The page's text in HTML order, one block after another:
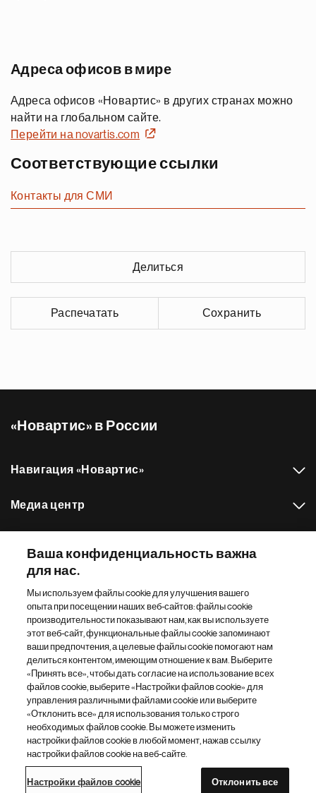
Адреса офисов в мире
Адреса офисов «Новартис» в других странах можно
найти на глобальном сайте.
Перейти на novartis.com
Соответствующие ссылки
Контакты для СМИ
Делиться
Распечатать Сохранить
«Новартис» в России
Навигация «Новартис»
Медиа центр
Другие сайты «Новартис»
Footer Site Search
Footer
Bottom
© 2026 Novartis AG
Политика конфиденциальности
Правила использования
Настройки файлов cookie
Карта сайта
Доступность Интернета
Ваша конфиденциальность важна
для нас.
Мы используем файлы cookie для улучшения вашего
опыта при посещении наших веб-сайтов: файлы cookie
производительности показывают нам, как вы используете
этот веб-сайт, функциональные файлы cookie запоминают
ваши предпочтения, а целевые файлы cookie помогают нам
делиться контентом, имеющим отношение к вам. Выберите
«Принять все», чтобы дать согласие на использование всех
файлов cookie, выберите «Настройки файлов cookie» для
управления различными файлами cookie или выберите
«Отклонить все» для использования только строго
необходимых файлов cookie. Вы можете изменить
настройки файлов cookie в любой момент, нажав ссылку
настройки файлов cookie на веб-сайте.
Настройки файлов cookie Отклонить все